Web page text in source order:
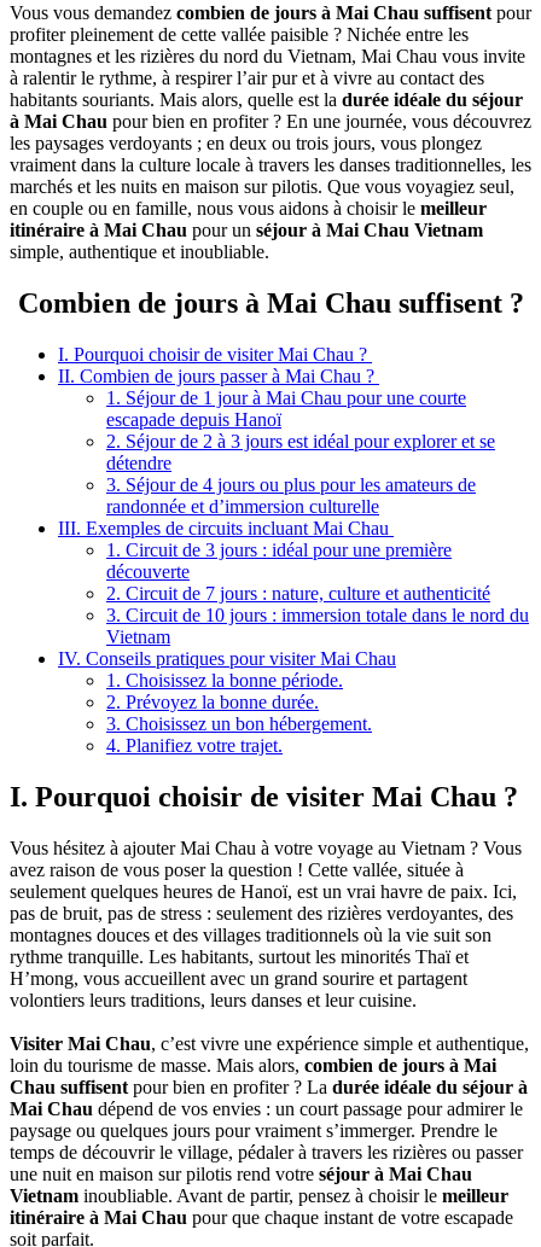
Vous vous‎ demandez combien‎ de jours‎ à‎ Mai‎ Chau suffisent‎ pour
profiter‎ pleinement de cette‎ vallée paisible‎‎ ?‎‎ Nichée entre‎ les‎
montagnes et les rizières‎‎ du nord‎ du Vietnam,‎ Mai‎ Chau vous‎‎ invite
à‎ ralentir‎‎ le rythme, à respirer l’air pur‎ et à vivre‎ au contact des
habitants souriants.‎ Mais alors,‎‎ quelle est‎ la‎ durée idéale du‎‎ séjour
à‎ Mai Chau pour bien en profiter‎ ? En une‎ journée,‎ vous‎ découvrez‎‎
les‎‎ paysages verdoyants ; en deux ou trois‎ jours, vous plongez
vraiment‎‎ dans la‎ culture‎ locale‎ à travers les danses traditionnelles,‎ les
marchés et les nuits‎‎ en‎ maison‎ sur‎ pilotis.‎ Que vous voyagiez seul,
en couple‎ ou en famille,‎ nous‎ vous‎ aidons‎ à choisir‎‎ le‎‎ meilleur
itinéraire‎ à‎ Mai‎ Chau‎ pour‎ un‎‎ séjour‎‎ à Mai‎ Chau‎‎ Vietnam‎
simple, authentique‎‎ et inoubliable.
Combien de jours à Mai Chau suffisent ?
I. Pourquoi choisir de visiter Mai Chau ?
II. Combien‎‎ de‎ jours‎ passer à‎ Mai‎ Chau ?
1. Séjour de‎ 1 jour‎ à Mai‎ Chau‎ pour une‎ courte‎
escapade‎ depuis Hanoï
2. Séjour de‎ 2 à 3‎ jours est idéal pour explorer et se
détendre
3. Séjour de‎ 4 jours‎ ou plus‎ pour‎ les amateurs de‎
randonnée et‎ d’immersion culturelle
III. Exemples de circuits incluant Mai Chau
1. Circuit‎ de 3 jours :‎ idéal pour une première‎
découverte
2. Circuit‎ de 7 jours :‎ nature,‎ culture et‎ authenticité
3. Circuit de 10‎ jours : immersion‎ totale dans le nord‎ du
Vietnam
IV. Conseils pratiques pour visiter Mai Chau
1. Choisissez la bonne‎ période.
2. Prévoyez la‎ bonne durée.
3. Choisissez un bon hébergement.
4. Planifiez votre trajet.
I. Pourquoi choisir de visiter Mai Chau ?
Vous‎ hésitez‎ à‎ ajouter Mai‎ Chau à votre voyage‎ au Vietnam ? Vous
avez raison de vous‎ poser la‎ question ! Cette vallée, située à‎
seulement quelques‎ heures de Hanoï, est un‎ vrai‎ havre de paix. Ici,
pas de bruit, pas de stress :‎‎ seulement des‎ rizières verdoyantes,‎ des
montagnes douces et des villages traditionnels‎‎ où la‎ vie‎‎ suit son
rythme‎ tranquille.‎ Les habitants, surtout les‎ minorités Thaï‎‎ et‎‎
H’mong,‎ vous accueillent avec‎ un grand sourire et partagent
volontiers leurs‎‎ traditions,‎ leurs danses et leur cuisine.
Visiter‎ Mai Chau,‎ c’est‎ vivre‎ une‎ expérience‎‎ simple‎ et‎‎ authentique,
loin‎‎‎ du‎ tourisme de‎ masse.‎ Mais‎ alors,‎‎ combien‎‎‎‎ de‎‎‎ jours à‎ Mai‎
Chau‎‎‎ suffisent‎ pour‎ bien‎ en profiter ? La durée idéale‎ du‎ séjour‎ à
Mai‎ Chau dépend‎ de‎ vos envies : un‎‎ court‎ passage‎ pour admirer le‎
paysage‎ ou‎ quelques jours pour‎ vraiment‎ s’immerger.‎ Prendre‎‎ le‎
temps de découvrir‎ le‎ village,‎‎ pédaler à‎ travers‎ les‎ rizières‎ ou passer‎
une nuit‎‎ en‎ maison sur pilotis rend‎ votre‎‎ séjour‎‎ à‎ Mai‎‎ Chau‎‎
Vietnam‎ inoubliable. Avant‎ de‎‎ partir,‎ pensez à choisir le meilleur‎
itinéraire‎ à‎ Mai‎ Chau‎ pour que chaque instant‎ de‎ votre‎ escapade
soit parfait.